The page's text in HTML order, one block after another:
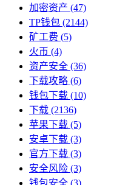
加密资产 (47)
TP钱包 (2144)
矿工费 (5)
火币 (4)
资产安全 (36)
下载攻略 (6)
钱包下载 (10)
下载 (2136)
苹果下载 (5)
安卓下载 (3)
官方下载 (3)
安全风险 (3)
钱包安全 (3)